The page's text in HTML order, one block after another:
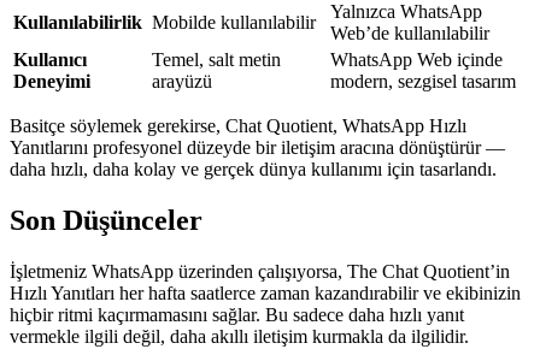
Kullanılabilirlik Mobilde kullanılabilir
Yalnızca WhatsApp
Web’de kullanılabilir
Kullanıcı
Deneyimi
Temel, salt metin
arayüzü
WhatsApp Web içinde
modern, sezgisel tasarım
Basitçe söylemek gerekirse, Chat Quotient, WhatsApp Hızlı
Yanıtlarını profesyonel düzeyde bir iletişim aracına dönüştürür —
daha hızlı, daha kolay ve gerçek dünya kullanımı için tasarlandı.
Son Düşünceler
İşletmeniz WhatsApp üzerinden çalışıyorsa, The Chat Quotient’in
Hızlı Yanıtları her hafta saatlerce zaman kazandırabilir ve ekibinizin
hiçbir ritmi kaçırmamasını sağlar. Bu sadece daha hızlı yanıt
vermekle ilgili değil, daha akıllı iletişim kurmakla da ilgilidir.